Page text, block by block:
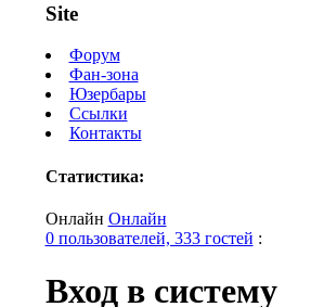
Site
Форум
Фан-зона
Юзербары
Ссылки
Контакты
Статистика:
Онлайн Онлайн
0 пользователей, 333 гостей :
Вход в систему